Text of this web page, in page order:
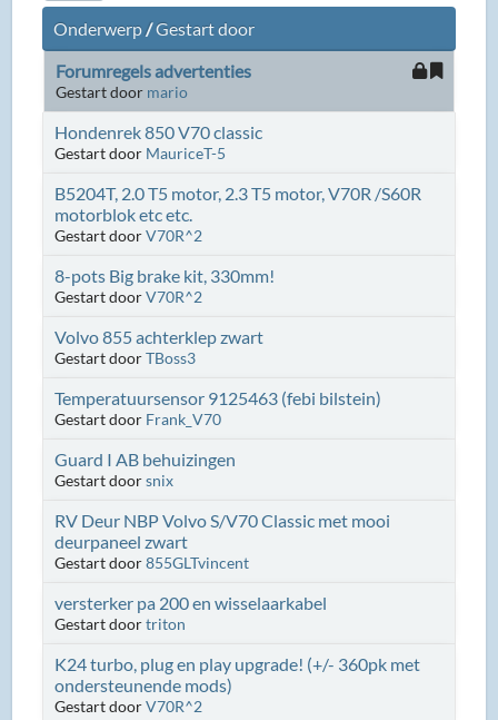
Onderwerp/Gestart door
Forumregels advertenties
Gestart door mario
Hondenrek 850 V70 classic
Gestart door MauriceT-5
B5204T, 2.0 T5 motor, 2.3 T5 motor, V70R /S60R
motorblok etc etc.
Gestart doorV70R^2
8-pots Big brake kit, 330mm!
Gestart doorV70R^2
Volvo 855 achterklep zwart
Gestart doorTBoss3
Temperatuursensor 9125463 (febi bilstein)
Gestart door Frank_V70
Guard I AB behuizingen
Gestart doorsnix
RV Deur NBP Volvo S/V70 Classic met mooi
deurpaneel zwart
Gestart door855GLTvincent
versterker pa 200 en wisselaarkabel
Gestart doortriton
K24 turbo, plug en play upgrade! (+/- 360pk met
ondersteunende mods)
Gestart doorV70R^2